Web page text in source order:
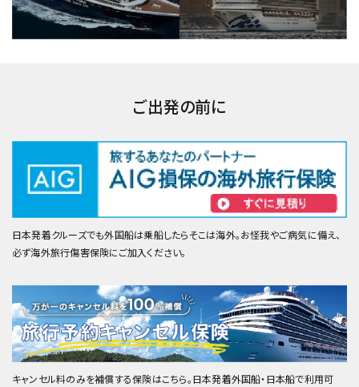
ご出発の前に
日本発着クルーズでも外国船は乗船したらそこは海外。お怪我やご病気に備え、
必ず海外旅行傷害保険にご加入ください。
キャンセル料のみを補償する保険はこちら。日本発着外国船・日本船で利用可